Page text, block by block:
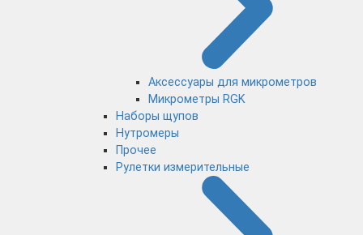
Аксессуары для микрометров
Микрометры RGK
Наборы щупов
Нутромеры
Прочее
Рулетки измерительные